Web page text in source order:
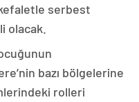
serbest
olacak.
bazı bölgelerine
rolleri